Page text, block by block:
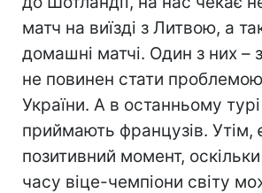
матч на виїзді з Литвою, а
домашні матчі. Один з них
не повинен стати проблемою
України. А в останньому
приймають французів. Утім,
позитивний момент,
часу віце-чемпіони світу